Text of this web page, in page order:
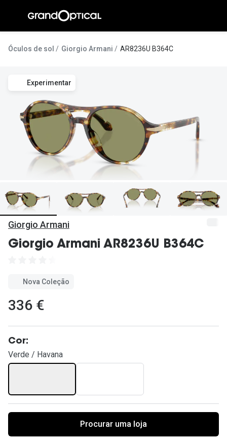
conteúdo
Pedro
Marta
Luís
Inês
Óculos de sol Giorgio Armani AR8236U B364C
Experimentar
Giorgio Armani
Giorgio Armani AR8236U B364C
Nova Coleção
336 €
Cor:
Verde / Havana
Procurar uma loja